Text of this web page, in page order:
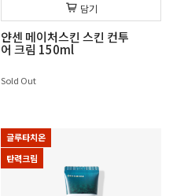
담기
얀센 메이처스킨 스킨 컨투
어 크림 150ml
Sold Out
글루타치온
탄력크림